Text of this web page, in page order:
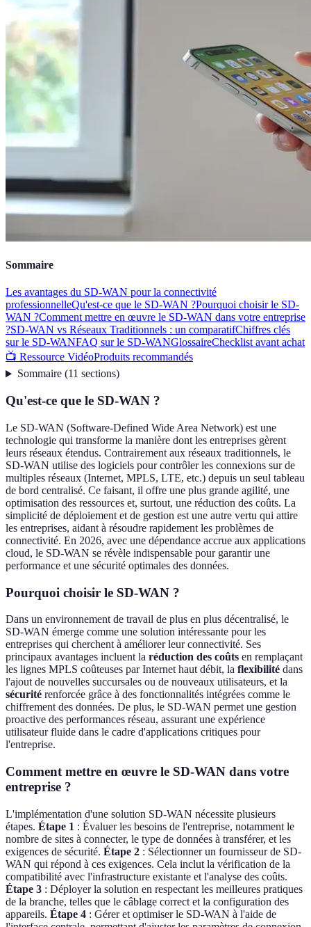
Sommaire
Les avantages du SD-WAN pour la connectivité
professionnelleQu'est-ce que le SD-WAN ?Pourquoi choisir le SD-
WAN ?Comment mettre en œuvre le SD-WAN dans votre entreprise
?SD-WAN vs Réseaux Traditionnels : un comparatifChiffres clés
sur le SD-WANFAQ sur le SD-WANGlossaireChecklist avant achat
📺 Ressource VidéoProduits recommandés
Sommaire(11 sections)
Qu'est-ce que le SD-WAN ?
Le SD-WAN (Software-Defined Wide Area Network) est une
technologie qui transforme la manière dont les entreprises gèrent
leurs réseaux étendus. Contrairement aux réseaux traditionnels, le
SD-WAN utilise des logiciels pour contrôler les connexions sur de
multiples réseaux (Internet, MPLS, LTE, etc.) depuis un seul tableau
de bord centralisé. Ce faisant, il offre une plus grande agilité, une
optimisation des ressources et, surtout, une réduction des coûts. La
simplicité de déploiement et de gestion est une autre vertu qui attire
les entreprises, aidant à résoudre rapidement les problèmes de
connectivité. En 2026, avec une dépendance accrue aux applications
cloud, le SD-WAN se révèle indispensable pour garantir une
performance et une sécurité optimales des données.
Pourquoi choisir le SD-WAN ?
Dans un environnement de travail de plus en plus décentralisé, le
SD-WAN émerge comme une solution intéressante pour les
entreprises qui cherchent à améliorer leur connectivité. Ses
principaux avantages incluent la réduction des coûts en remplaçant
les lignes MPLS coûteuses par Internet haut débit, la flexibilité dans
l'ajout de nouvelles succursales ou de nouveaux utilisateurs, et la
sécurité renforcée grâce à des fonctionnalités intégrées comme le
chiffrement des données. De plus, le SD-WAN permet une gestion
proactive des performances réseau, assurant une expérience
utilisateur fluide dans le cadre d'applications critiques pour
l'entreprise.
Comment mettre en œuvre le SD-WAN dans votre
entreprise ?
L'implémentation d'une solution SD-WAN nécessite plusieurs
étapes. Étape 1 : Évaluer les besoins de l'entreprise, notamment le
nombre de sites à connecter, le type de données à transférer, et les
exigences de sécurité. Étape 2 : Sélectionner un fournisseur de SD-
WAN qui répond à ces exigences. Cela inclut la vérification de la
compatibilité avec l'infrastructure existante et l'analyse des coûts.
Étape 3 : Déployer la solution en respectant les meilleures pratiques
de la branche, telles que le câblage correct et la configuration des
appareils. Étape 4 : Gérer et optimiser le SD-WAN à l'aide de